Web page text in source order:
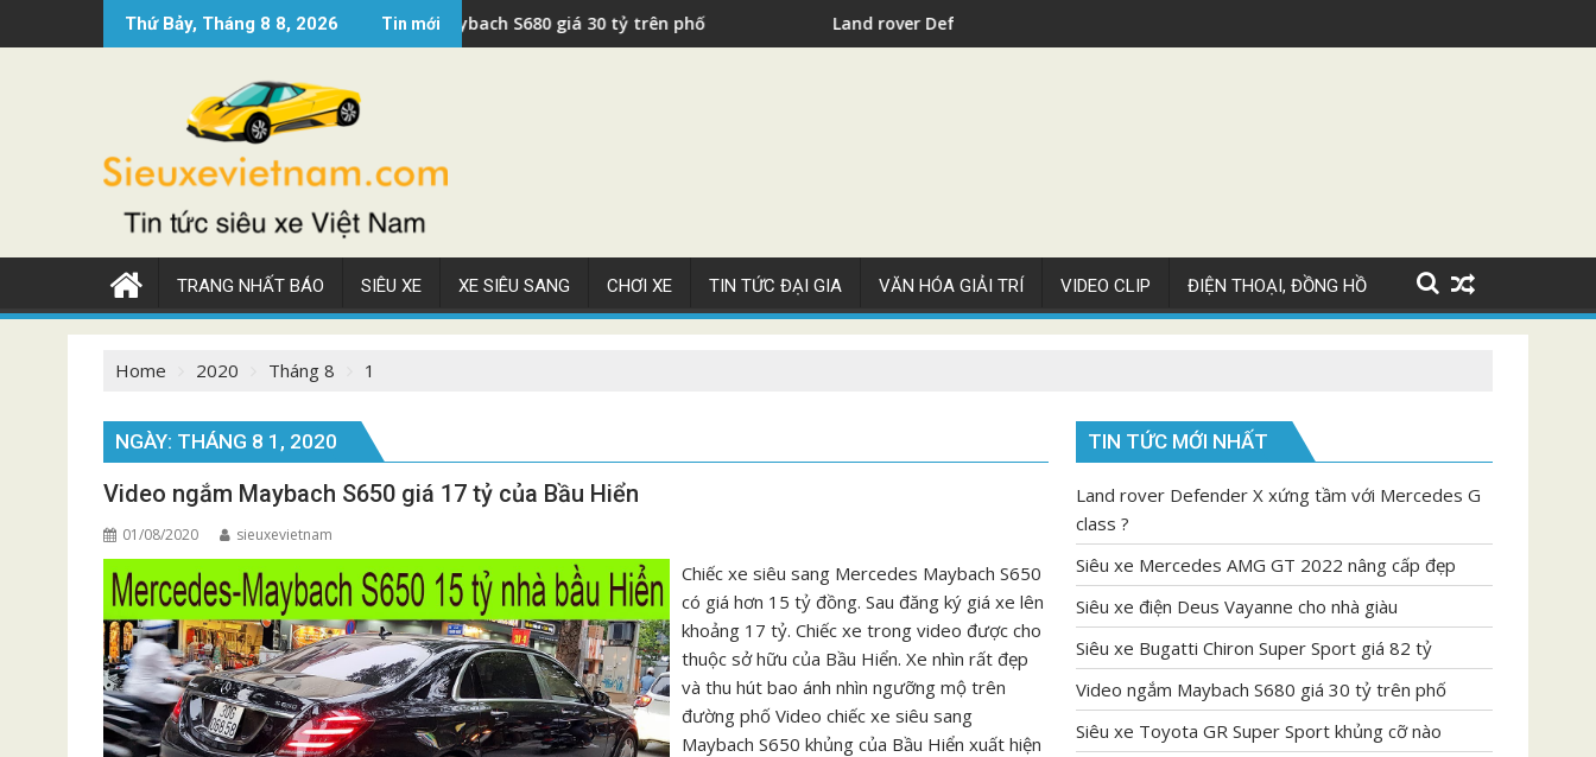
to
Thứ Bảy, Tháng 8 8, 2026 Tin mới
Video ngắm Maybach S680 giá 30 tỷ trên phố Land rover Defender X xứng tầm với Mercedes G class ?
TRANG NHẤT BÁO SIÊU XE XE SIÊU SANG CHƠI XE TIN TỨC ĐẠI GIA VĂN HÓA GIẢI TRÍ VIDEO CLIP ĐIỆN THOẠI, ĐỒNG HỒ
Home 2020 Tháng 8 1
NGÀY: THÁNG 8 1, 2020
Video ngắm Maybach S650 giá 17 tỷ của Bầu Hiển
01/08/2020 sieuxevietnam
Chiếc xe siêu sang Mercedes Maybach S650
có giá hơn 15 tỷ đồng. Sau đăng ký giá xe lên
khoảng 17 tỷ. Chiếc xe trong video được cho
thuộc sở hữu của Bầu Hiển. Xe nhìn rất đẹp
và thu hút bao ánh nhìn ngưỡng mộ trên
đường phố Video chiếc xe siêu sang
Maybach S650 khủng của Bầu Hiển xuất hiện
TIN TỨC MỚI NHẤT
Land rover Defender X xứng tầm với Mercedes G
class ?
Siêu xe Mercedes AMG GT 2022 nâng cấp đẹp
Siêu xe điện Deus Vayanne cho nhà giàu
Siêu xe Bugatti Chiron Super Sport giá 82 tỷ
Video ngắm Maybach S680 giá 30 tỷ trên phố
Siêu xe Toyota GR Super Sport khủng cỡ nào